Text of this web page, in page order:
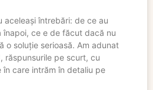
aceleași întrebări: de ce au
ce e de făcut dacă nu
o soluție serioasă. Am adunat
răspunsurile pe scurt, cu
care intrăm în detaliu pe